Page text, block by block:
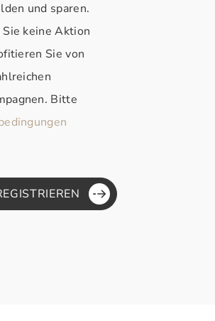
und sparen.
Sie keine Aktion
Sie von
Bitte